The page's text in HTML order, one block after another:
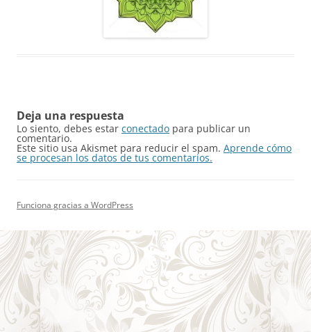
Deja una respuesta
Lo siento, debes estar conectado para publicar un
comentario.
Este sitio usa Akismet para reducir el spam. Aprende cómo
se procesan los datos de tus comentarios.
Funciona gracias a WordPress